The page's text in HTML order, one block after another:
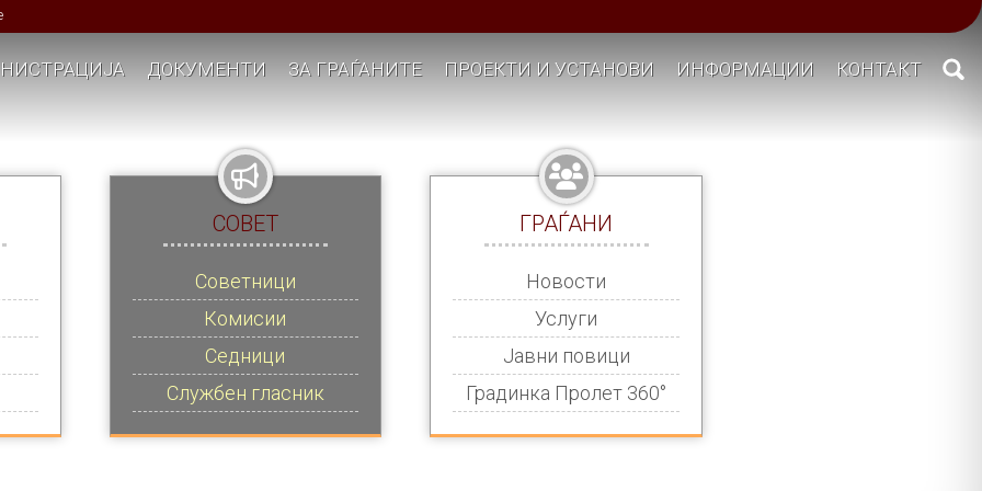
ДОКУМЕНТИ ЗА ГРАЃАНИТЕ ПРОЕКТИ И УСТАНОВИ ИНФОРМАЦИИ КОНТАКТ
СОВЕТ
Советници
Комисии
Седници
Службен гласник
ГРАЃАНИ
Новости
Услуги
Јавни повици
Градинка Пролет 360°